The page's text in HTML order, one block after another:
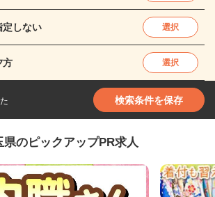
定しない 選択
方 選択
検索条件を保存
県のピックアップPR求人